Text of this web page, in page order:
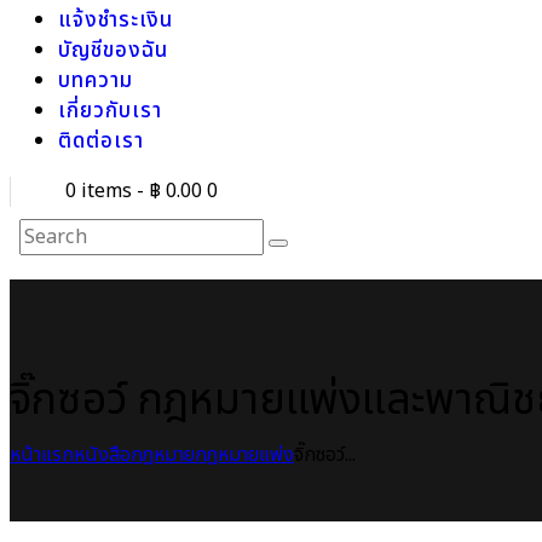
แจ้งชำระเงิน
บัญชีของฉัน
บทความ
เกี่ยวกับเรา
ติดต่อเรา
0 items - ฿ 0.000
หน้าแรกหนังสือกฎหมายกฎหมายแพ่ง